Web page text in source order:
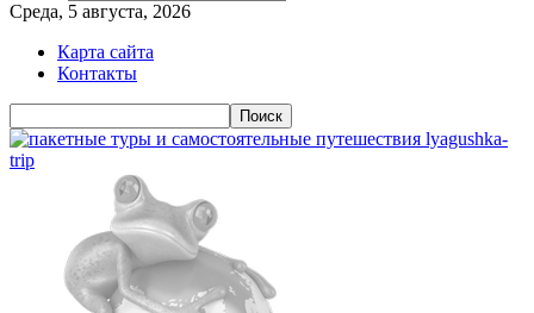
Среда, 5 августа, 2026
Карта сайта
Контакты
lyagushka-
trip